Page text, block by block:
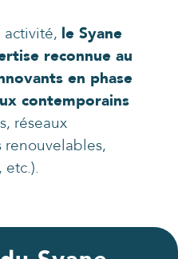
activité, le Syane
reconnue au
en phase
contemporains
réseaux
etc.).